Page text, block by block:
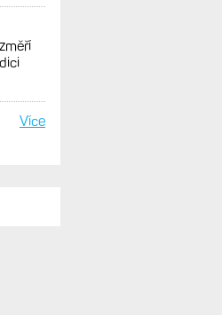
Více